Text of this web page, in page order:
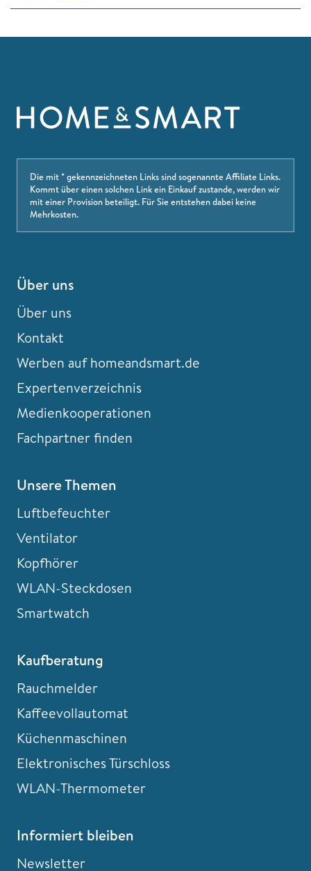
Die mit * gekennzeichneten Links sind sogenannte Affiliate Links.
Kommt über einen solchen Link ein Einkauf zustande, werden wir
mit einer Provision beteiligt. Für Sie entstehen dabei keine
Mehrkosten.
Über uns
Über uns
Kontakt
Werben auf homeandsmart.de
Expertenverzeichnis
Medienkooperationen
Fachpartner finden
Unsere Themen
Luftbefeuchter
Ventilator
Kopfhörer
WLAN-Steckdosen
Smartwatch
Kaufberatung
Rauchmelder
Kaffeevollautomat
Küchenmaschinen
Elektronisches Türschloss
WLAN-Thermometer
Informiert bleiben
Newsletter